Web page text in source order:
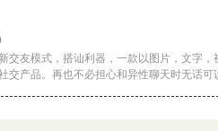
交友模式，搭讪利器，一款以图片，文字，
交产品。再也不必担心和异性聊天时无话可